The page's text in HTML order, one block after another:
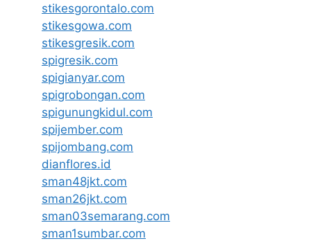
stikesgorontalo.com
stikesgowa.com
stikesgresik.com
spigresik.com
spigianyar.com
spigrobongan.com
spigunungkidul.com
spijember.com
spijombang.com
dianflores.id
sman48jkt.com
sman26jkt.com
sman03semarang.com
sman1sumbar.com